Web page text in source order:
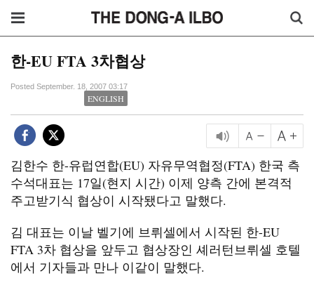
한-EU FTA 3차협상
Posted September. 18, 2007 03:17
ENGLISH
김한수 한-유럽연합(EU) 자유무역협정(FTA) 한국 측
수석대표는 17일(현지 시간) 이제 양측 간에 본격적
주고받기식 협상이 시작됐다고 말했다.
김 대표는 이날 벨기에 브뤼셀에서 시작된 한-EU
FTA 3차 협상을 앞두고 협상장인 셰러턴브뤼셀 호텔
에서 기자들과 만나 이같이 말했다.